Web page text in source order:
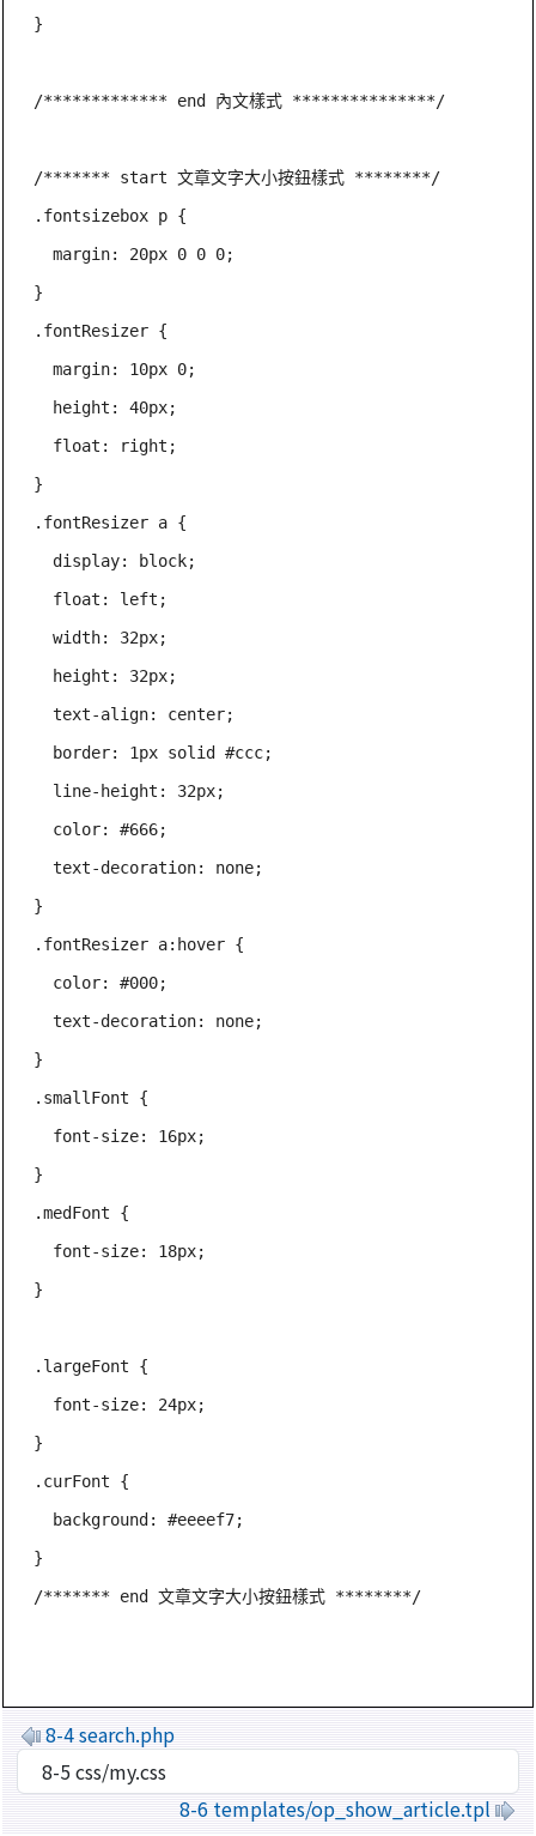
}
/************* end 內文樣式 ***************/
/******* start 文章文字大小按鈕樣式 ********/
.fontsizebox p {
  margin: 20px 0 0 0;
}
.fontResizer {
  margin: 10px 0;
  height: 40px;
  float: right;
}
.fontResizer a {
  display: block;
  float: left;
  width: 32px;
  height: 32px;
  text-align: center;
  border: 1px solid #ccc;
  line-height: 32px;
  color: #666;
  text-decoration: none;
}
.fontResizer a:hover {
  color: #000;
  text-decoration: none;
}
.smallFont {
  font-size: 16px;
}
.medFont {
  font-size: 18px;
}
.largeFont {
  font-size: 24px;
}
.curFont {
  background: #eeeef7;
}
/******* end 文章文字大小按鈕樣式 ********/
8-4 search.php
8-6 templates/op_show_article.tpl